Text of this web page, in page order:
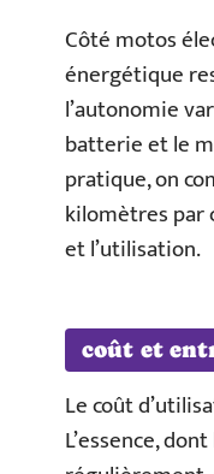
Côté motos
énergétique
l’autonomie
batterie et le
pratique, on
kilomètres par
et l’utilisation.
coût et
Le coût
L’essence,